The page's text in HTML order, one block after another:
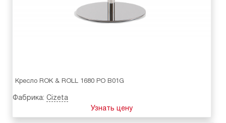
Кресло ROK & ROLL 1680 PO B01G
Фабрика: Cizeta
Узнать цену